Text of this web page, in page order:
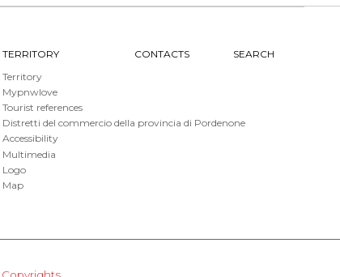
TERRITORY
Territory
Mypnwlove
Tourist references
Distretti del commercio della provincia di Pordenone
Accessibility
Multimedia
Logo
Map
CONTACTS SEARCH
Copyrights